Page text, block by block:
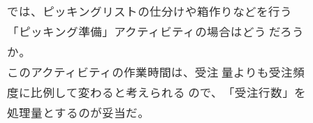
では、ピッキングリストの仕分けや箱作りなどを行う
「ピッキング準備」アクティビティの場合はどう だろう
か。
このアクティビティの作業時間は、受注 量よりも受注頻
度に比例して変わると考えられる ので、「受注行数」を
処理量とするのが妥当だ。